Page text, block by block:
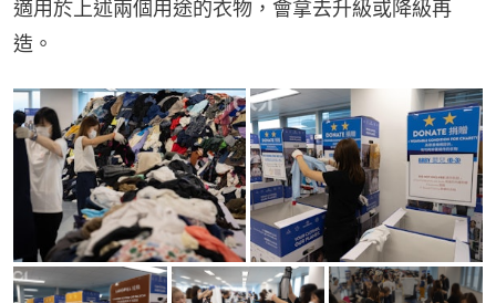
適用於上述兩個用途的衣物，會拿去升級或降級再
造。